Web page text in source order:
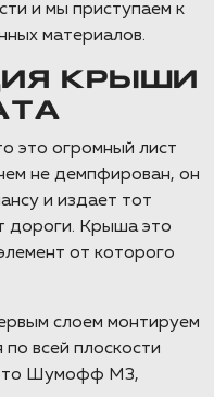
и мы приступаем к
материалов.
КРЫШИ
это огромный лист
не демпфирован, он
и издает тот
дороги. Крыша это
от которого
слоем монтируем
всей плоскости
это Шумофф М3,